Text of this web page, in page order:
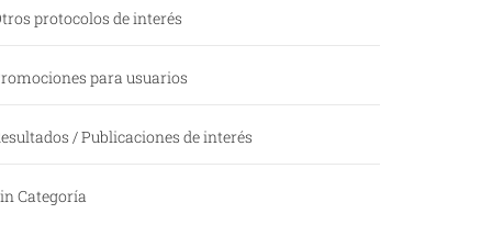
protocolos de interés
para usuarios
/ Publicaciones de interés
Categoría